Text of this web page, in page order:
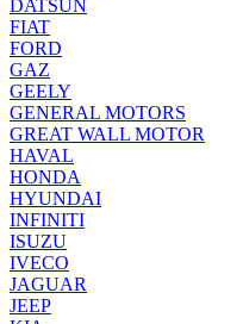
DATSUN
FIAT
FORD
GAZ
GEELY
GENERAL MOTORS
GREAT WALL MOTOR
HAVAL
HONDA
HYUNDAI
INFINITI
ISUZU
IVECO
JAGUAR
JEEP